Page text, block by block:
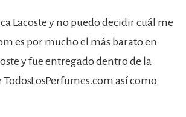
Lacoste y no puedo decidir cuál me
es por mucho el más barato en
y fue entregado dentro de la
así como